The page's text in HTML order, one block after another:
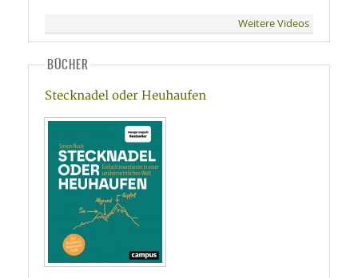
Weitere Videos
BÜCHER
Stecknadel oder Heuhaufen